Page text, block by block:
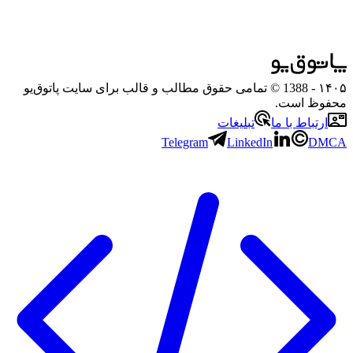
۱۴۰۵
- 1388 © تمامی حقوق مطالب و قالب برای سایت پاتوق‌یو
محفوظ است.
ارتباط با ما
تبلیغات
Telegram
LinkedIn DMCA